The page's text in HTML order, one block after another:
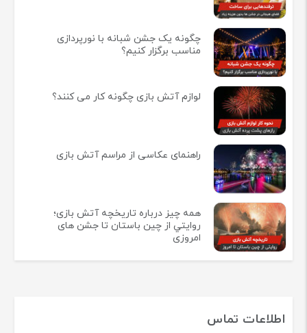
چگونه یک جشن شبانه با نورپردازی
مناسب برگزار کنیم؟
لوازم آتش بازی چگونه کار می کنند؟
راهنمای عکاسی از مراسم آتش بازی
همه چيز درباره تاريخچه آتش بازی؛
روايتي از چين باستان تا جشن های
امروزی
اطلاعات تماس